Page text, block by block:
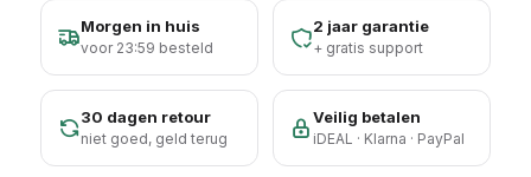
Morgen in huis
voor 23:59 besteld
2 jaar garantie
+ gratis support
30 dagen retour
niet goed, geld terug
Veilig betalen
iDEAL · Klarna · PayPal